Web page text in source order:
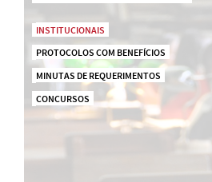
INSTITUCIONAIS
PROTOCOLOS COM BENEFÍCIOS
MINUTAS DE REQUERIMENTOS
CONCURSOS